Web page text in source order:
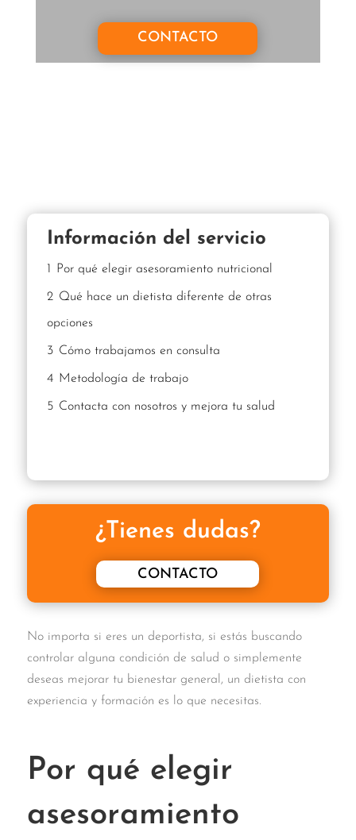
CONTACTO
Información del servicio
1 Por qué elegir asesoramiento nutricional
2 Qué hace un dietista diferente de otras
opciones
3 Cómo trabajamos en consulta
4 Metodología de trabajo
5 Contacta con nosotros y mejora tu salud
¿Tienes dudas?
CONTACTO
No importa si eres un deportista, si estás buscando
controlar alguna condición de salud o simplemente
deseas mejorar tu bienestar general, un dietista con
experiencia y formación es lo que necesitas.
Por qué elegir
asesoramiento